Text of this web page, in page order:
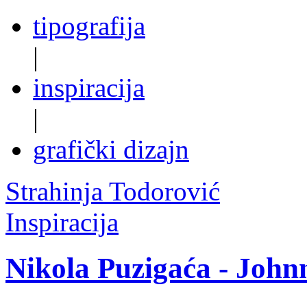
tipografija
|
inspiracija
|
grafički dizajn
Strahinja Todorović
Inspiracija
Nikola Puzigaća -